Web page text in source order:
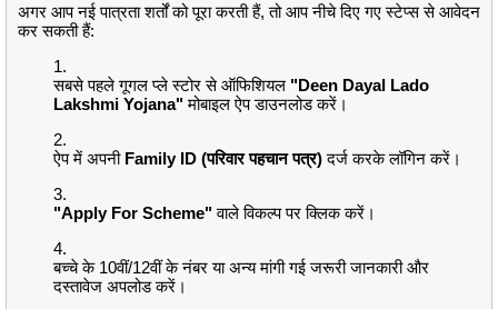
अगर आप नई पात्रता शर्तों को पूरा करती हैं, तो आप नीचे दिए गए स्टेप्स से आवेदन
कर सकती हैं:
सबसे पहले गूगल प्ले स्टोर से ऑफिशियल "Deen Dayal Lado
Lakshmi Yojana"मोबाइल ऐप डाउनलोड करें।
ऐप में अपनी Family ID (परिवार पहचान पत्र)दर्ज करके लॉगिन करें।
"Apply For Scheme"वाले विकल्प पर क्लिक करें।
बच्चे के 10वीं/12वीं के नंबर या अन्य मांगी गई जरूरी जानकारी और
दस्तावेज अपलोड करें।